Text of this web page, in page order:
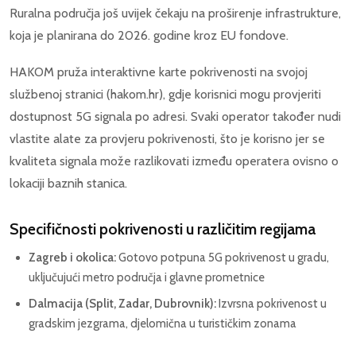
Ruralna područja još uvijek čekaju na proširenje infrastrukture,
koja je planirana do 2026. godine kroz EU fondove.
HAKOM pruža interaktivne karte pokrivenosti na svojoj
službenoj stranici (hakom.hr), gdje korisnici mogu provjeriti
dostupnost 5G signala po adresi. Svaki operator također nudi
vlastite alate za provjeru pokrivenosti, što je korisno jer se
kvaliteta signala može razlikovati između operatera ovisno o
lokaciji baznih stanica.
Specifičnosti pokrivenosti u različitim regijama
Zagreb i okolica:Gotovo potpuna 5G pokrivenost u gradu,
uključujući metro područja i glavne prometnice
Dalmacija (Split, Zadar, Dubrovnik):Izvrsna pokrivenost u
gradskim jezgrama, djelomična u turističkim zonama